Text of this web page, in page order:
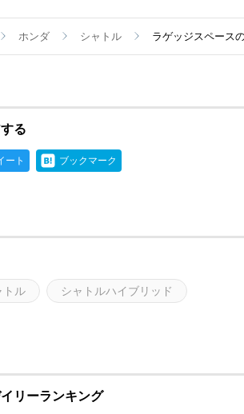
ホンダ シャトル ラゲッジスペース
る
ート ブックマーク
トル シャトルハイブリッド
リーランキング